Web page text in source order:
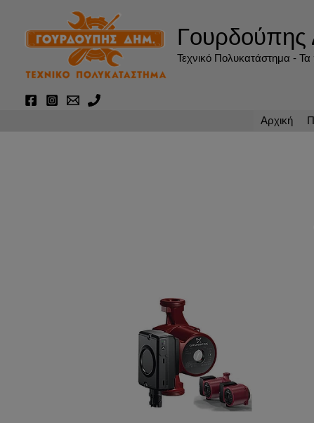
περιεχόμενο
Γουρδούπης
Τεχνικό Πολυκατάστημα - Τα
Αρχική